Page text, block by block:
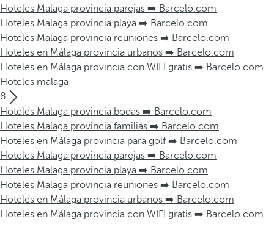
Hoteles Malaga provincia parejas ➡️ Barcelo.com
Hoteles Malaga provincia playa ➡️ Barcelo.com
Hoteles Malaga provincia reuniones ➡️ Barcelo.com
Hoteles en Málaga provincia urbanos ➡️ Barcelo.com
Hoteles en Málaga provincia con WIFI gratis ➡️ Barcelo.com
Hoteles malaga
8
Hoteles Malaga provincia bodas ➡️ Barcelo.com
Hoteles Malaga provincia familias ➡️ Barcelo.com
Hoteles en Málaga provincia para golf ➡️ Barcelo.com
Hoteles Malaga provincia parejas ➡️ Barcelo.com
Hoteles Malaga provincia playa ➡️ Barcelo.com
Hoteles Malaga provincia reuniones ➡️ Barcelo.com
Hoteles en Málaga provincia urbanos ➡️ Barcelo.com
Hoteles en Málaga provincia con WIFI gratis ➡️ Barcelo.com